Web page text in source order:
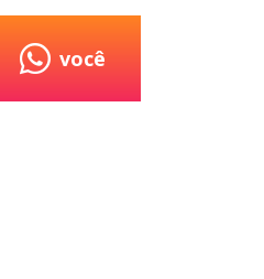
você